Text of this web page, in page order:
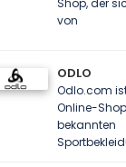
von
ODLO
Odlo.com
Online-
bekannten